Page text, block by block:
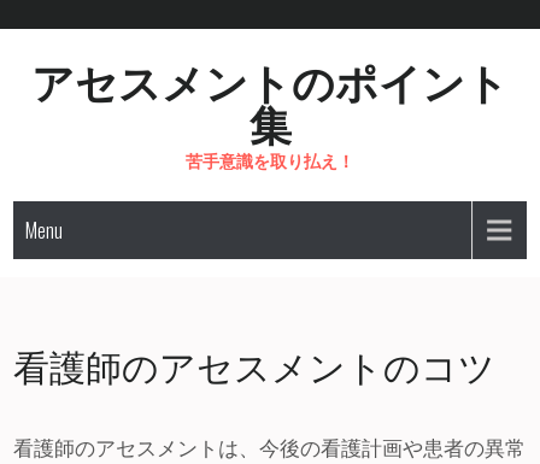
contentアセスメントのポイント
集
苦手意識を取り払え！
Menu
看護師のアセスメントのコツ
看護師のアセスメントは、今後の看護計画や患者の異常